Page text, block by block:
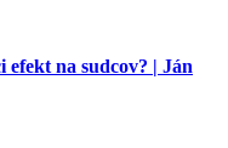
na sudcov? | Ján